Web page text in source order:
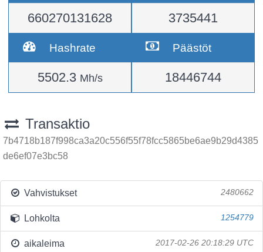
660270131628 3735441
Hashrate
5502.3 Mh/s
Päästöt
18446744
Transaktio
7b4718b187f998ca3a20c556f55f78fcc5865be6ae9b29d4385
de6ef07e3bc58
Vahvistukset 2480662
Lohkolta 1254779
aikaleima 2017-02-26 20:18:29 UTC